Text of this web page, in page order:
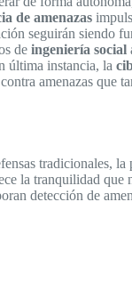
de amenazas
seguirán siendo
de ingeniería social
última instancia, la
amenazas que
tradicionales,
la tranquilidad
detección de